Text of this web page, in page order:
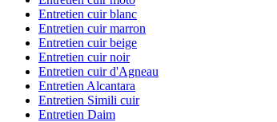
Entretien cuir blanc
Entretien cuir marron
Entretien cuir beige
Entretien cuir noir
Entretien cuir d'Agneau
Entretien Alcantara
Entretien Simili cuir
Entretien Daim